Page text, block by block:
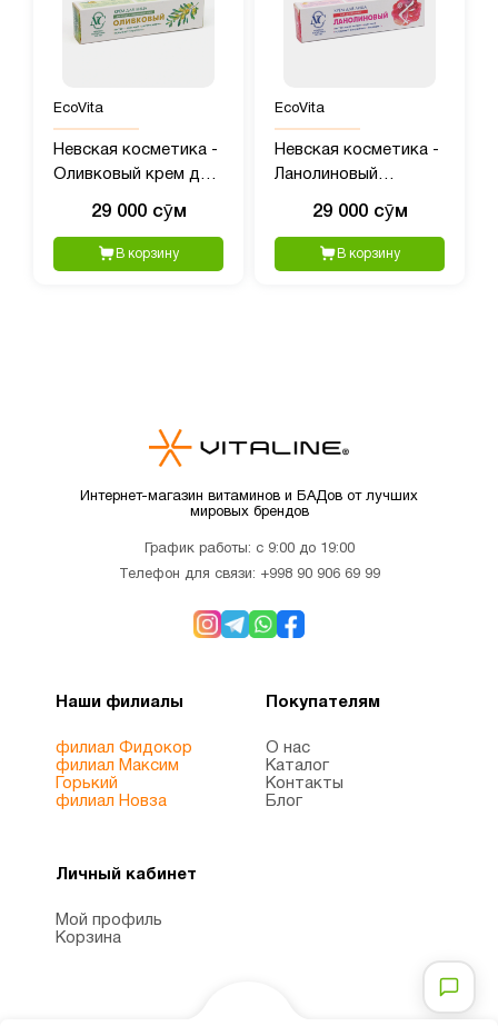
EcoVita
Невская косметика -
Оливковый крем для
29 000 сӯм
В корзину
EcoVita
Невская косметика -
Ланолиновый
29 000 сӯм
В корзину
Интернет-магазин витаминов и БАДов от лучших
мировых брендов
График работы: с 9:00 до 19:00
Телефон для связи: +998 90 906 69 99
Наши филиалы
филиал Фидокор
филиал Максим
Горький
филиал Новза
Покупателям
О нас
Каталог
Контакты
Блог
Личный кабинет
Мой профиль
Корзина